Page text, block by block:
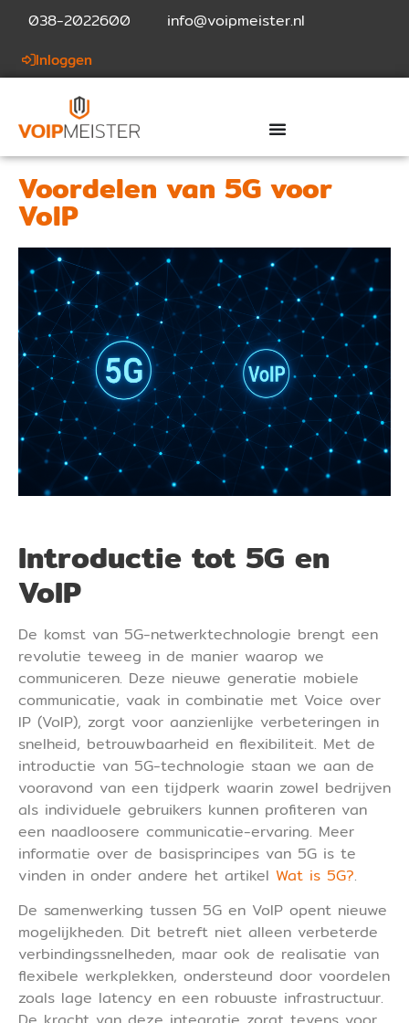
038-2022600 info@voipmeister.nl
Inloggen
Voordelen van 5G voor
VoIP
Introductie tot 5G en
VoIP
De komst van 5G-netwerktechnologie brengt een
revolutie teweeg in de manier waarop we
communiceren. Deze nieuwe generatie mobiele
communicatie, vaak in combinatie met Voice over
IP (VoIP), zorgt voor aanzienlijke verbeteringen in
snelheid, betrouwbaarheid en flexibiliteit. Met de
introductie van 5G-technologie staan we aan de
vooravond van een tijdperk waarin zowel bedrijven
als individuele gebruikers kunnen profiteren van
een naadloosere communicatie-ervaring. Meer
informatie over de basisprincipes van 5G is te
vinden in onder andere het artikel Wat is 5G?.
De samenwerking tussen 5G en VoIP opent nieuwe
mogelijkheden. Dit betreft niet alleen verbeterde
verbindingssnelheden, maar ook de realisatie van
flexibele werkplekken, ondersteund door voordelen
zoals lage latency en een robuuste infrastructuur.